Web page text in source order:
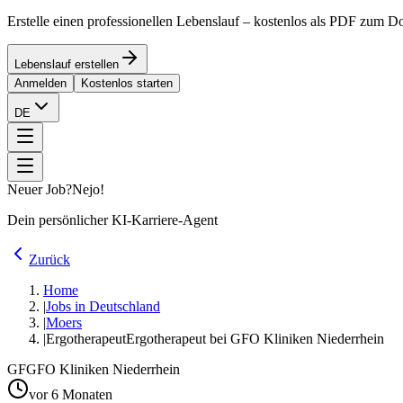
Erstelle einen professionellen Lebenslauf – kostenlos als PDF zum
Lebenslauf erstellen
Anmelden
Kostenlos starten
DE
Neuer Job?Nejo!
Dein persönlicher KI-Karriere-Agent
Zurück
Home
|Jobs in Deutschland
|Moers
|ErgotherapeutErgotherapeut bei GFO Kliniken Niederrhein
GFGFO Kliniken Niederrhein
vor 6 Monaten